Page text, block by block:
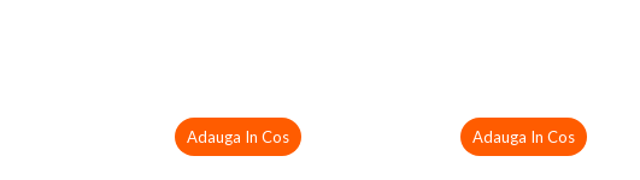
Adauga In Cos Adauga In Cos